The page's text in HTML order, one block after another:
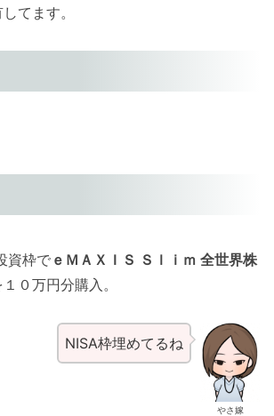
てます。
資枠で ｅＭＡＸＩＳ Ｓｌｉｍ 全世界株
１０万円分購入。
やさ嫁
NISA枠埋めてるね